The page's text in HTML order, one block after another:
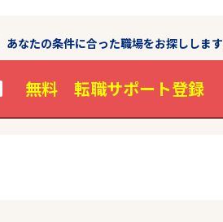
あなたの条件に合った職場をお探しします
無料 転職サポート登録